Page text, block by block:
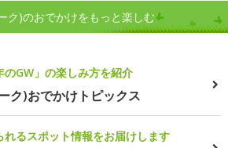
ク)のおでかけをもっと楽しむ
GW」の楽しみ方を紹介
ク)おでかけトピックス
るスポット情報をお届けします